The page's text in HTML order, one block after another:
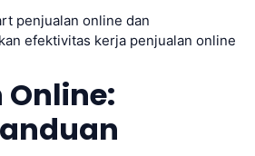
penjualan online dan
efektivitas kerja penjualan online